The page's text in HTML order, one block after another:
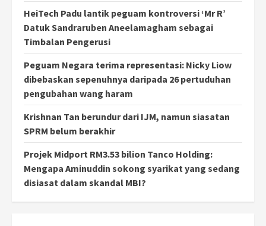
HeiTech Padu lantik peguam kontroversi ‘Mr R’
Datuk Sandraruben Aneelamagham sebagai
Timbalan Pengerusi
Peguam Negara terima representasi: Nicky Liow
dibebaskan sepenuhnya daripada 26 pertuduhan
pengubahan wang haram
Krishnan Tan berundur dari IJM, namun siasatan
SPRM belum berakhir
Projek Midport RM3.53 bilion Tanco Holding:
Mengapa Aminuddin sokong syarikat yang sedang
disiasat dalam skandal MBI?